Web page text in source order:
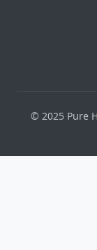
© 2025 Pure